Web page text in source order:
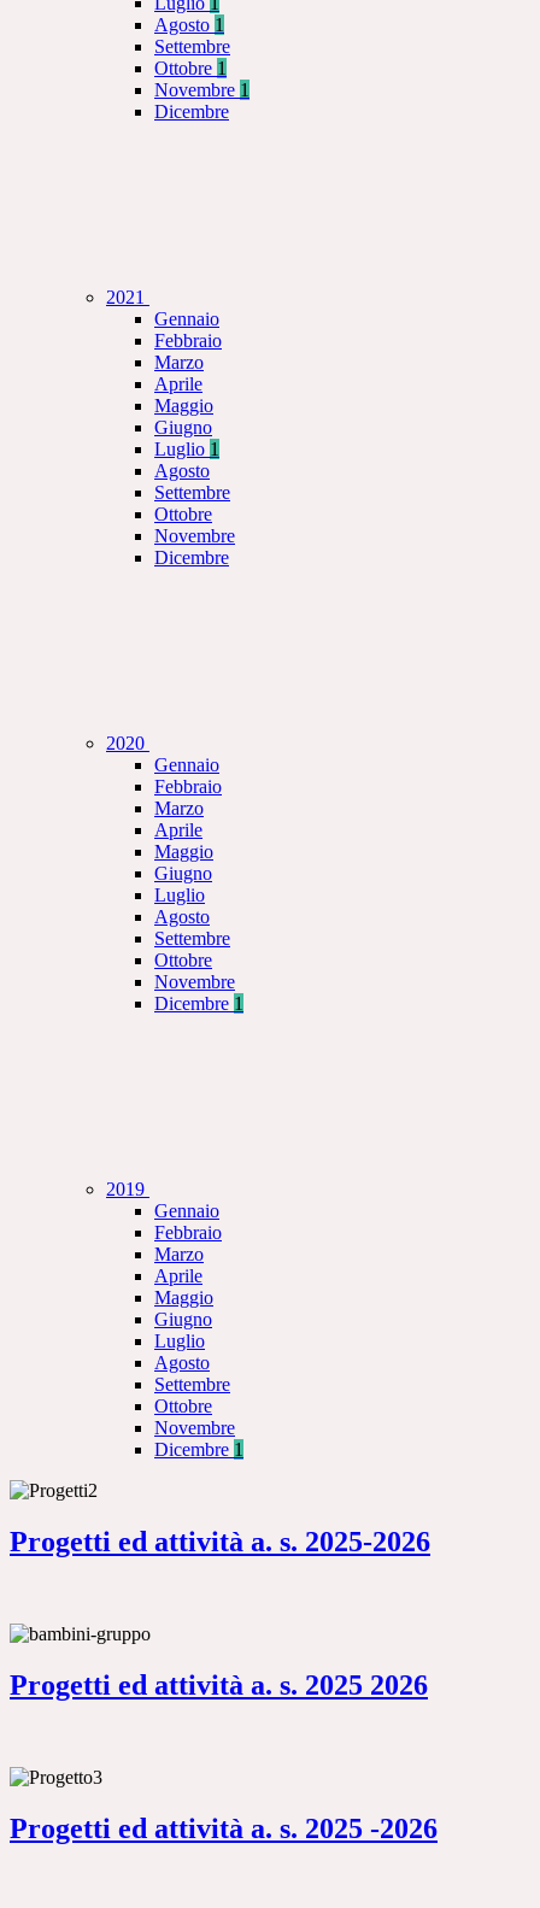
Agosto 1
Settembre
Ottobre 1
Novembre 1
Dicembre
2021
Gennaio
Febbraio
Marzo
Aprile
Maggio
Giugno
Luglio 1
Agosto
Settembre
Ottobre
Novembre
Dicembre
2020
Gennaio
Febbraio
Marzo
Aprile
Maggio
Giugno
Luglio
Agosto
Settembre
Ottobre
Novembre
Dicembre 1
2019
Gennaio
Febbraio
Marzo
Aprile
Maggio
Giugno
Luglio
Agosto
Settembre
Ottobre
Novembre
Dicembre 1
Progetti ed attività a. s. 2025-2026
Progetti ed attività a. s. 2025 2026
Progetti ed attività a. s. 2025 -2026